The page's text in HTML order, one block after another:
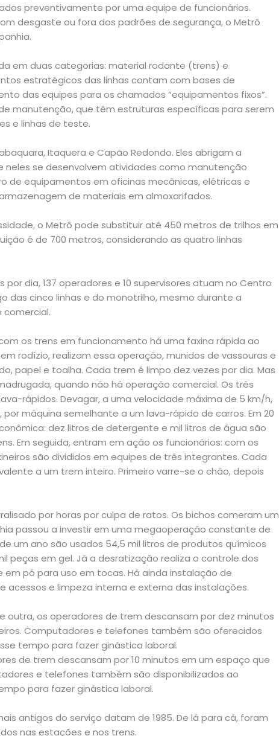
preventivamente por uma equipe de funcionários.
desgaste ou fora dos padrões de segurança, o Metrô
em duas categorias: material rodante (trens) e
estratégicos das linhas contam com bases de
das equipes para os chamados “equipamentos fixos”.
manutenção, que têm estruturas específicas para serem
e linhas de teste.
Itaquera e Capão Redondo. Eles abrigam a
se desenvolvem atividades como manutenção
de equipamentos em oficinas mecânicas, elétricas e
de materiais em almoxarifados.
o Metrô pode substituir até 450 metros de trilhos em
é de 700 metros, considerando as quatro linhas
por dia, 137 operadores e 10 supervisores atuam no Centro
das cinco linhas e do monotrilho, mesmo durante a
comercial.
os trens em funcionamento há uma faxina rápida ao
rodízio, realizam essa operação, munidos de vassouras e
papel e toalha. Cada trem é limpo dez vezes por dia. Mas
quando não há operação comercial. Os três
rápidos. Devagar, a uma velocidade máxima de 5 km/h,
máquina semelhante a um lava-rápido de carros. Em 20
dez litros de detergente e mil litros de água são
Em seguida, entram em ação os funcionários: com os
são divididos em equipes de três integrantes. Cada
a um trem inteiro. Primeiro varre-se o chão, depois
por horas por culpa de ratos. Os bichos comeram um
passou a investir em uma megaoperação constante de
um ano são usados 54,5 mil litros de produtos químicos
peças em gel. Já a desratização realiza o controle dos
pó para uso em tocas. Há ainda instalação de
acessos e limpeza interna e externa das instalações.
outra, os operadores de trem descansam por dez minutos
Computadores e telefones também são oferecidos
tempo para fazer ginástica laboral.
de trem descansam por 10 minutos em um espaço que
e telefones também são disponibilizados ao
para fazer ginástica laboral.
antigos do serviço datam de 1985. De lá para cá, foram
nas estações e nos trens.